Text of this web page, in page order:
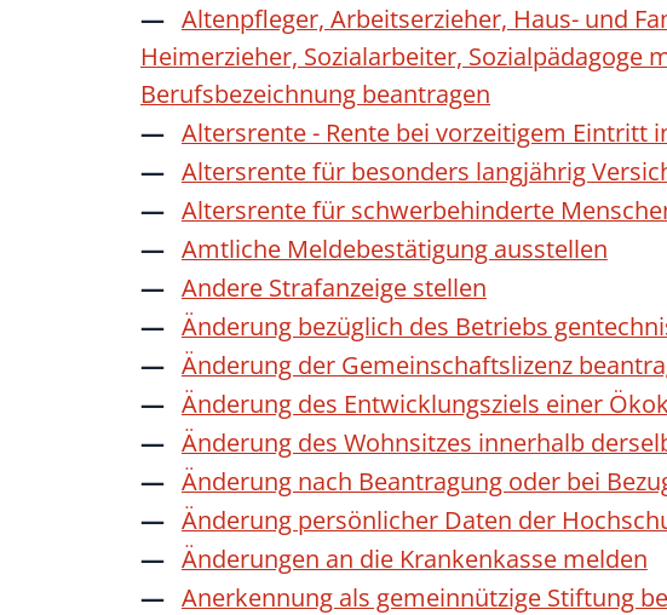
Altenpfleger, Arbeitserzieher, Haus- und
Heimerzieher, Sozialarbeiter,
Berufsbezeichnung beantragen
Altersrente - Rente bei vorzeitigem Eintritt
Altersrente für besonders langjährig
Altersrente für schwerbehinderte
Amtliche Meldebestätigung ausstellen
Andere Strafanzeige stellen
Änderung bezüglich des Betriebs
Änderung der Gemeinschaftslizenz
Änderung des Entwicklungsziels einer
Änderung des Wohnsitzes innerhalb
Änderung nach Beantragung oder bei
Änderung persönlicher Daten der
Änderungen an die Krankenkasse melden
Anerkennung als gemeinnützige Stiftung